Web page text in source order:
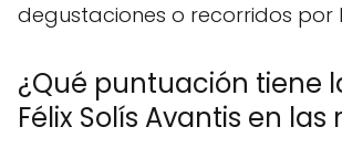
degustaciones o recorridos por
¿Qué puntuación tiene
Félix Solís Avantis en las